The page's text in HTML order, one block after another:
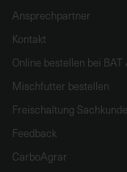
Ansprechpartner
Kontakt
Online bestellen bei BAT
Mischfutter bestellen
Freischaltung
Feedback
CarboAgrar